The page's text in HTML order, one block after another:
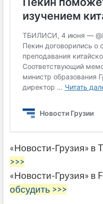
«Новости-Грузия» в
>>>
«Новости-Грузия» в
обсудить >>>